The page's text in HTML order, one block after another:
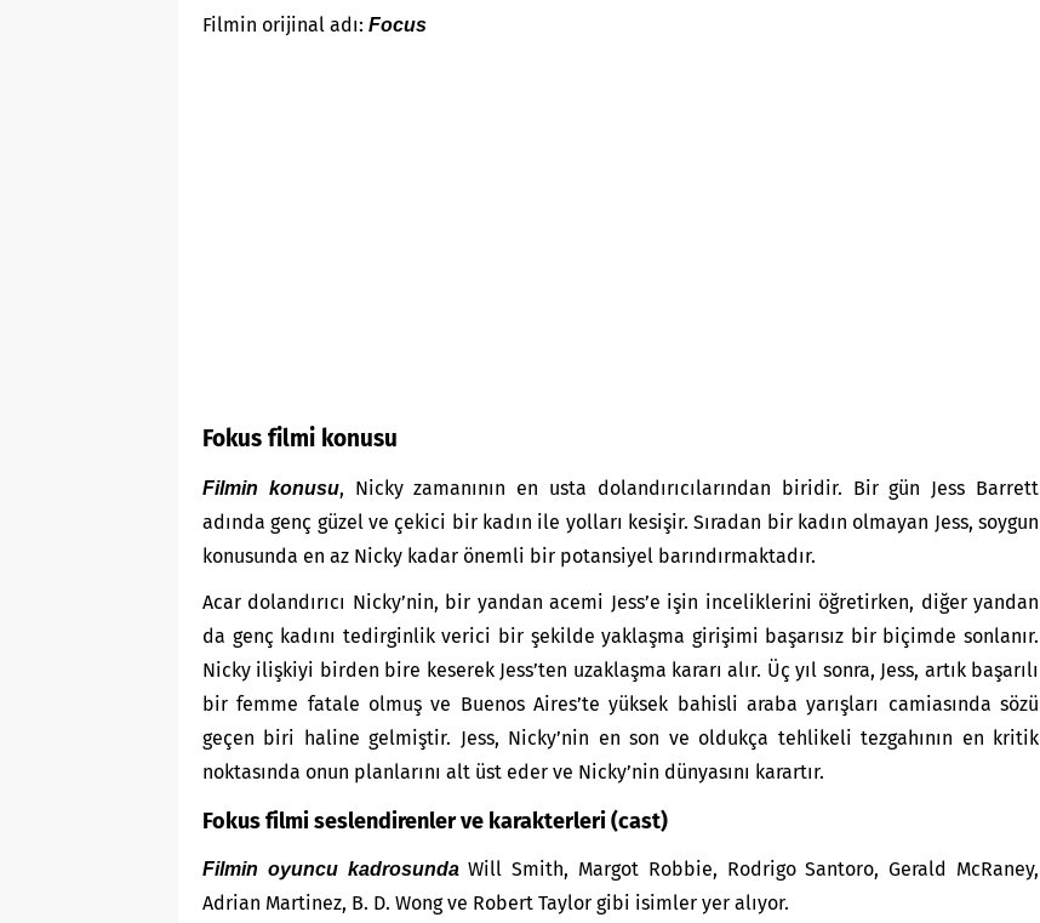
Filmin orijinal adı: Focus
Fokus filmi konusu
Filmin konusu, Nicky zamanının en usta dolandırıcılarından biridir. Bir gün Jess Barrett
adında genç güzel ve çekici bir kadın ile yolları kesişir. Sıradan bir kadın olmayan Jess, soygun
konusunda en az Nicky kadar önemli bir potansiyel barındırmaktadır.
Acar dolandırıcı Nicky’nin, bir yandan acemi Jess’e işin inceliklerini öğretirken, diğer yandan
da genç kadını tedirginlik verici bir şekilde yaklaşma girişimi başarısız bir biçimde sonlanır.
Nicky ilişkiyi birden bire keserek Jess’ten uzaklaşma kararı alır. Üç yıl sonra, Jess, artık başarılı
bir femme fatale olmuş ve Buenos Aires’te yüksek bahisli araba yarışları camiasında sözü
geçen biri haline gelmiştir. Jess, Nicky’nin en son ve oldukça tehlikeli tezgahının en kritik
noktasında onun planlarını alt üst eder ve Nicky’nin dünyasını karartır.
Fokus filmi seslendirenler ve karakterleri (cast)
Filmin oyuncu kadrosundaWill Smith, Margot Robbie, Rodrigo Santoro, Gerald McRaney,
Adrian Martinez, B. D. Wong ve Robert Taylor gibi isimler yer alıyor.